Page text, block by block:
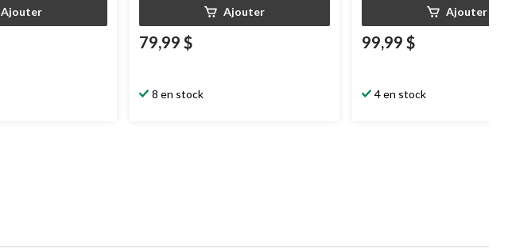
Ajouter Ajouter
79,99 $
8 en stock
Ajouter
99,99 $
4 en stock